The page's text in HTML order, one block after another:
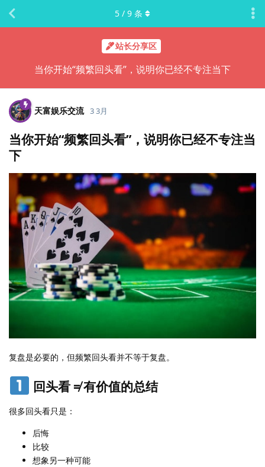
站长分享区
当你开始“频繁回头看”，说明你已经不专注当下
5 / 9 条
天富娱乐交流 3 3月
当你开始“频繁回头看”，说明你已经不专注当
下
复盘是必要的，但频繁回头看并不等于复盘。
回头看 ≠ 有价值的总结
很多回头看只是：
后悔
比较
想象另一种可能